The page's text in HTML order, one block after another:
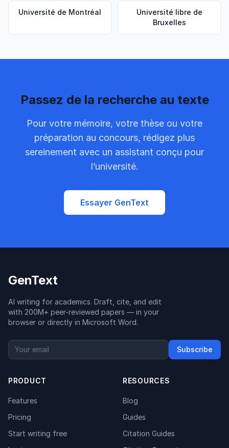
Université de Montréal
Université libre de
Bruxelles
Passez de la recherche au texte
Pour votre mémoire, votre thèse ou votre
préparation au concours, rédigez plus
sereinement avec un assistant conçu pour
l’université.
Essayer GenText
GenText
AI writing for academics. Draft, cite, and edit
with 200M+ peer-reviewed papers — in your
browser or directly in Microsoft Word.
Subscribe
PRODUCT
Features
Pricing
Start writing free
RESOURCES
Blog
Guides
Citation Guides